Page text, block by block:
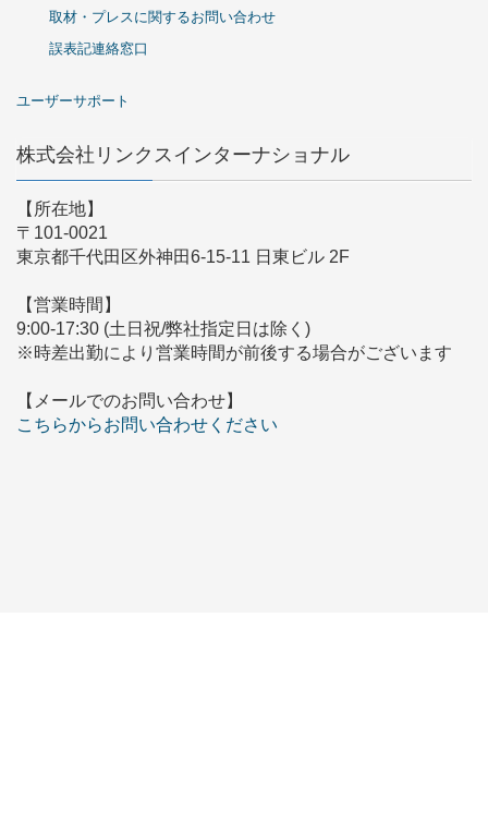
取材・プレスに関するお問い合わせ
誤表記連絡窓口
ユーザーサポート
株式会社リンクスインターナショナル
【所在地】
〒101-0021
東京都千代田区外神田6-15-11 日東ビル 2F
【営業時間】
9:00-17:30 (土日祝/弊社指定日は除く)
※時差出勤により営業時間が前後する場合がございます
【メールでのお問い合わせ】
こちらからお問い合わせください